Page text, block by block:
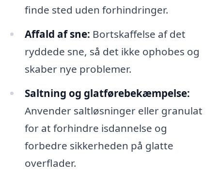
finde sted uden forhindringer.
Affald af sne: Bortskaffelse af det
ryddede sne, så det ikke ophobes og
skaber nye problemer.
Saltning og glatførebekæmpelse:
Anvender saltløsninger eller granulat
for at forhindre isdannelse og
forbedre sikkerheden på glatte
overflader.